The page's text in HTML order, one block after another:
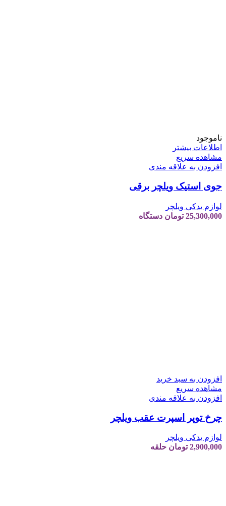
ناموجود
اطلاعات بیشتر
مشاهده سریع
افزودن به علاقه مندی
جوی استیک ویلچر برقی
لوازم یدکی ویلچر
25,300,000 تومان دستگاه
افزودن به سبد خرید
مشاهده سریع
افزودن به علاقه مندی
چرخ توپر اسپرت عقب ویلچر
لوازم یدکی ویلچر
2,900,000 تومان حلقه